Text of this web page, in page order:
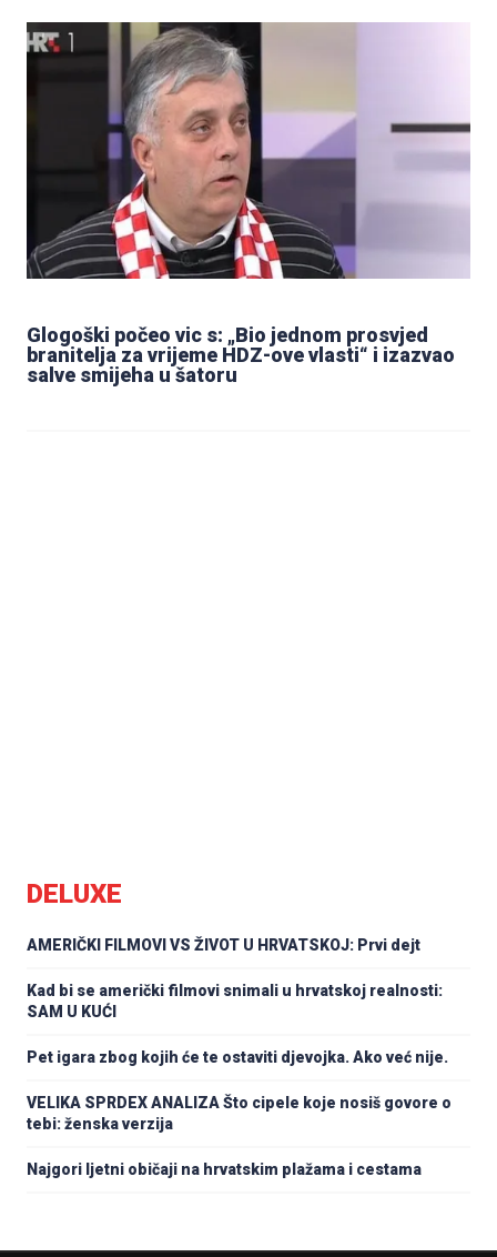
Glogoški počeo vic s: „Bio jednom prosvjed
branitelja za vrijeme HDZ-ove vlasti“ i izazvao
salve smijeha u šatoru
DELUXE
AMERIČKI FILMOVI VS ŽIVOT U HRVATSKOJ: Prvi dejt
Kad bi se američki filmovi snimali u hrvatskoj realnosti:
SAM U KUĆI
Pet igara zbog kojih će te ostaviti djevojka. Ako već nije.
VELIKA SPRDEX ANALIZA Što cipele koje nosiš govore o
tebi: ženska verzija
Najgori ljetni običaji na hrvatskim plažama i cestama